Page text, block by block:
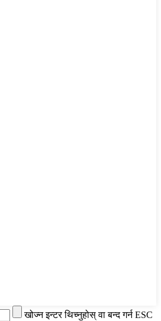
खोज्न इन्टर थिच्नुहोस् वा बन्द गर्न ESC